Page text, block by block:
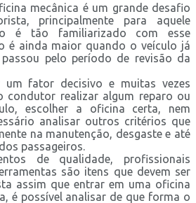
mecânica é um grande desafio
principalmente para aquele
é tão familiarizado com esse
é ainda maior quando o veículo já
pelo período de revisão da
um fator decisivo e muitas vezes
realizar algum reparo ou
escolher a oficina certa, nem
analisar outros critérios que
na manutenção, desgaste e até
passageiros.
de qualidade, profissionais
são itens que devem ser
assim que entrar em uma oficina
é possível analisar de que forma o